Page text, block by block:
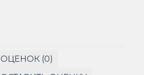
ОЦЕНОК (0)